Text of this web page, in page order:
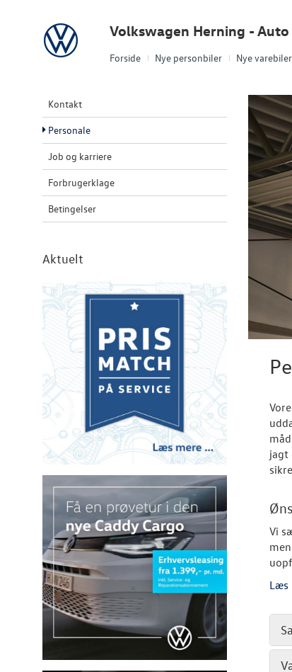
Forside Nye personbiler Nye varebiler
Volkswagen Volkswagen Herning -
Kontakt
Personale
Job og karriere
Forbrugerklage
Betingelser
Aktuelt
jagt
Vi
Læs